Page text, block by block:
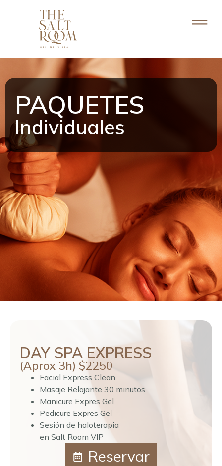
PAQUETES
Individuales
DAY SPA EXPRESS
(Aprox 3h) $2250
Facial Express Clean
Masaje Relajante 30 minutos
Manicure Expres Gel
Pedicure Expres Gel
Sesión de haloterapia
en Salt Room VIP
Reservar